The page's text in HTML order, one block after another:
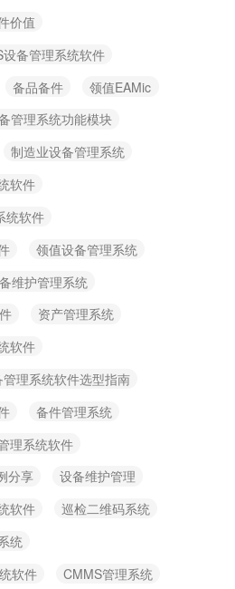
价值
备管理系统软件
备品备件
领值EAMic
管理系统功能模块
制造业设备管理系统
软件
统软件
领值设备管理系统
维护管理系统
资产管理系统
软件
理系统软件选型指南
备件管理系统
理系统软件
分享
设备维护管理
软件
巡检二维码系统
统
软件
CMMS管理系统